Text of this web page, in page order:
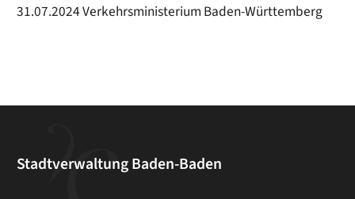
31.07.2024 Verkehrsministerium Baden-Württemberg
Stadtverwaltung Baden-Baden